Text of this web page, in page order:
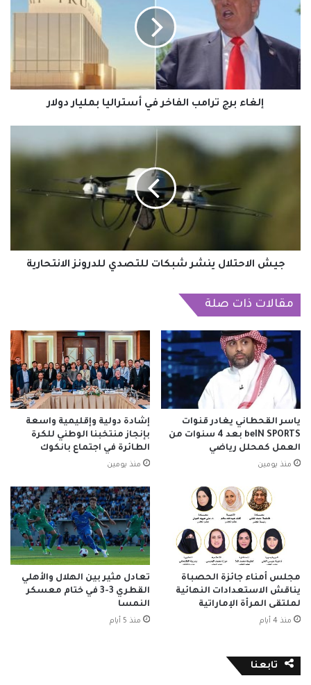
الفاخر
أستراليا
بمليار
دولار
إلغاء برج ترامب الفاخر في أستراليا بمليار دولار
الاحتلال
جيش الاحتلال ينشر شبكات للتصدي للدرونز الانتحارية
مقالات ذات صلة
ياسر القحطاني يغادر قنوات
beIN SPORTS بعد 4 سنوات من
العمل كمحلل رياضي
منذ يومين
إشادة دولية وإقليمية واسعة
بإنجاز منتخبنا الوطني للكرة
الطائرة في اجتماع بانكوك
منذ يومين
مجلس أمناء جائزة الحصباة
يناقش الاستعدادات النهائية
لملتقى المرأة الإماراتية
منذ 4 أيام
تعادل مثير بين الهلال والأهلي
القطري 3-3 في ختام معسكر
النمسا
منذ 5 أيام
تابعنا